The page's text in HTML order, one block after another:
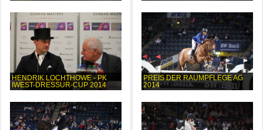
HENDRIK LOCHTHOWE - PK
IWEST-DRESSUR-CUP 2014
PREIS DER RAUMPFLEGE AG
2014